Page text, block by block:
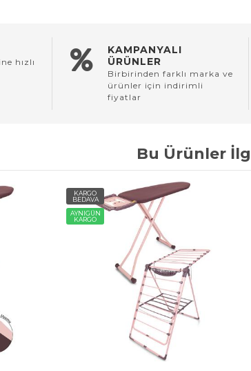
hızlı
KAMPANYALI
ÜRÜNLER
Birbirinden farklı marka ve
ürünler için indirimli
fiyatlar
Bu Ürünler
KARGO
BEDAVA
AYNIGÜN
KARGO